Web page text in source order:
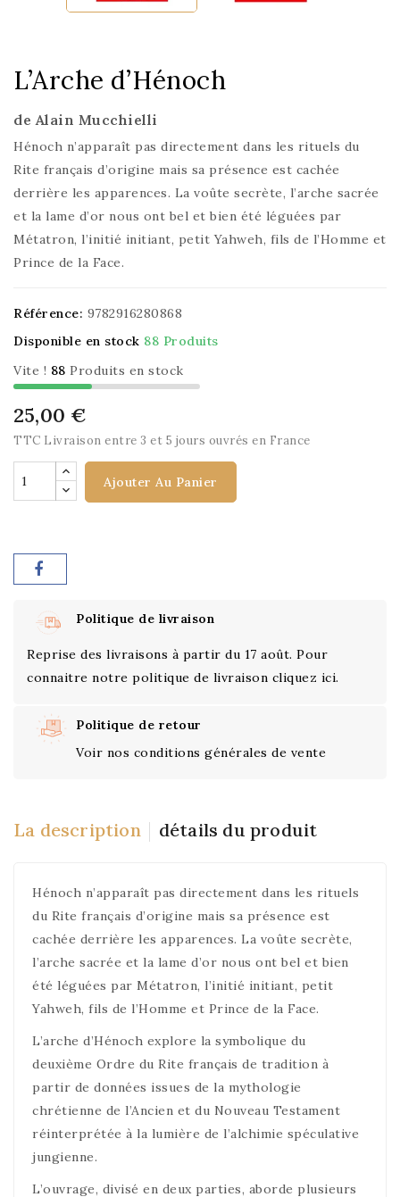
L’Arche d’Hénoch
de Alain Mucchielli
Hénoch n’apparaît pas directement dans les rituels du
Rite français d’origine mais sa présence est cachée
derrière les apparences. La voûte secrète, l’arche sacrée
et la lame d’or nous ont bel et bien été léguées par
Métatron, l’initié initiant, petit Yahweh, fils de l’Homme et
Prince de la Face.
Référence: 9782916280868
Disponible en stock 88 Produits
Vite ! 88 Produits en stock
25,00 €
TTC Livraison entre 3 et 5 jours ouvrés en France
Ajouter Au Panier
Politique de livraison
Reprise des livraisons à partir du 17 août. Pour
connaitre notre politique de livraison cliquez ici.
Politique de retour
Voir nos conditions générales de vente
La description détails du produit
Hénoch n’apparaît pas directement dans les rituels
du Rite français d’origine mais sa présence est
cachée derrière les apparences. La voûte secrète,
l’arche sacrée et la lame d’or nous ont bel et bien
été léguées par Métatron, l’initié initiant, petit
Yahweh, fils de l’Homme et Prince de la Face.
L’arche d’Hénoch explore la symbolique du
deuxième Ordre du Rite français de tradition à
partir de données issues de la mythologie
chrétienne de l’Ancien et du Nouveau Testament
réinterprétée à la lumière de l’alchimie spéculative
jungienne.
L’ouvrage, divisé en deux parties, aborde plusieurs